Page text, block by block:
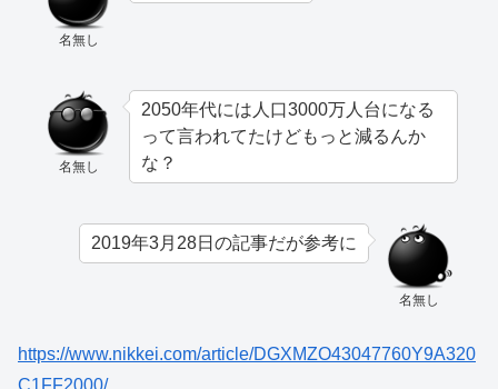
名無し
名無し
2050年代には人口3000万人台になる
って言われてたけどもっと減るんか
な？
名無し
2019年3月28日の記事だが参考に
https://www.nikkei.com/article/DGXMZO43047760Y9A320